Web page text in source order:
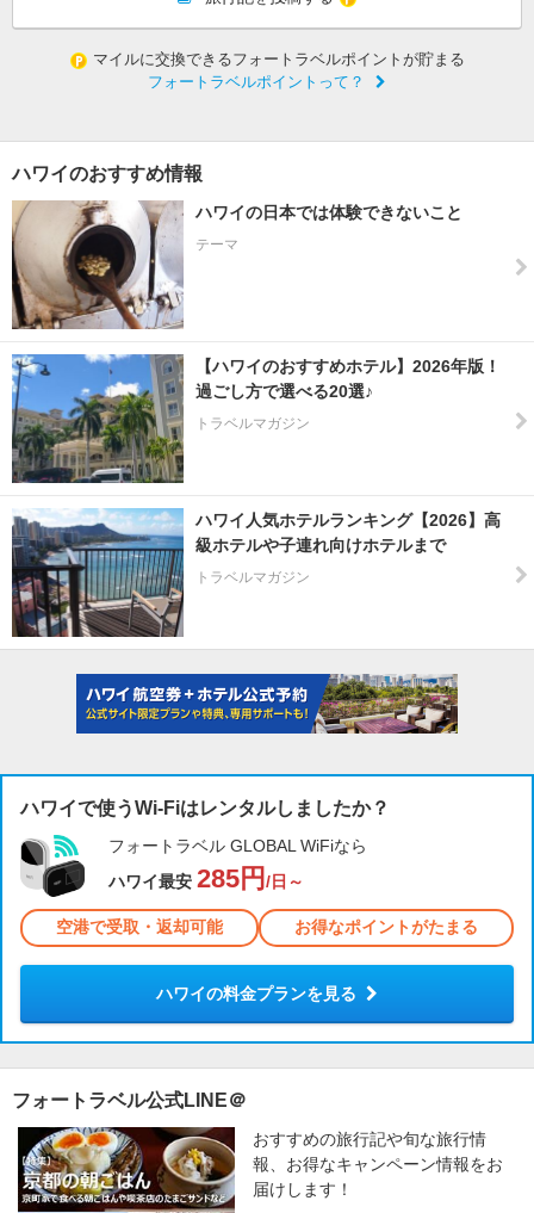
マイルに交換できるフォートラベルポイントが貯まる
フォートラベルポイントって？
ハワイのおすすめ情報
ハワイの日本では体験できないこと
テーマ
【ハワイのおすすめホテル】2026年版！
過ごし方で選べる20選♪
トラベルマガジン
ハワイ人気ホテルランキング【2026】高
級ホテルや子連れ向けホテルまで
トラベルマガジン
ハワイで使うWi-Fiはレンタルしましたか？
フォートラベル GLOBAL WiFiなら
ハワイ最安 285円 /日～
空港で受取・返却可能 お得なポイントがたまる
ハワイの料金プランを見る
フォートラベル公式LINE＠
おすすめの旅行記や旬な旅行情
報、お得なキャンペーン情報をお
届けします！